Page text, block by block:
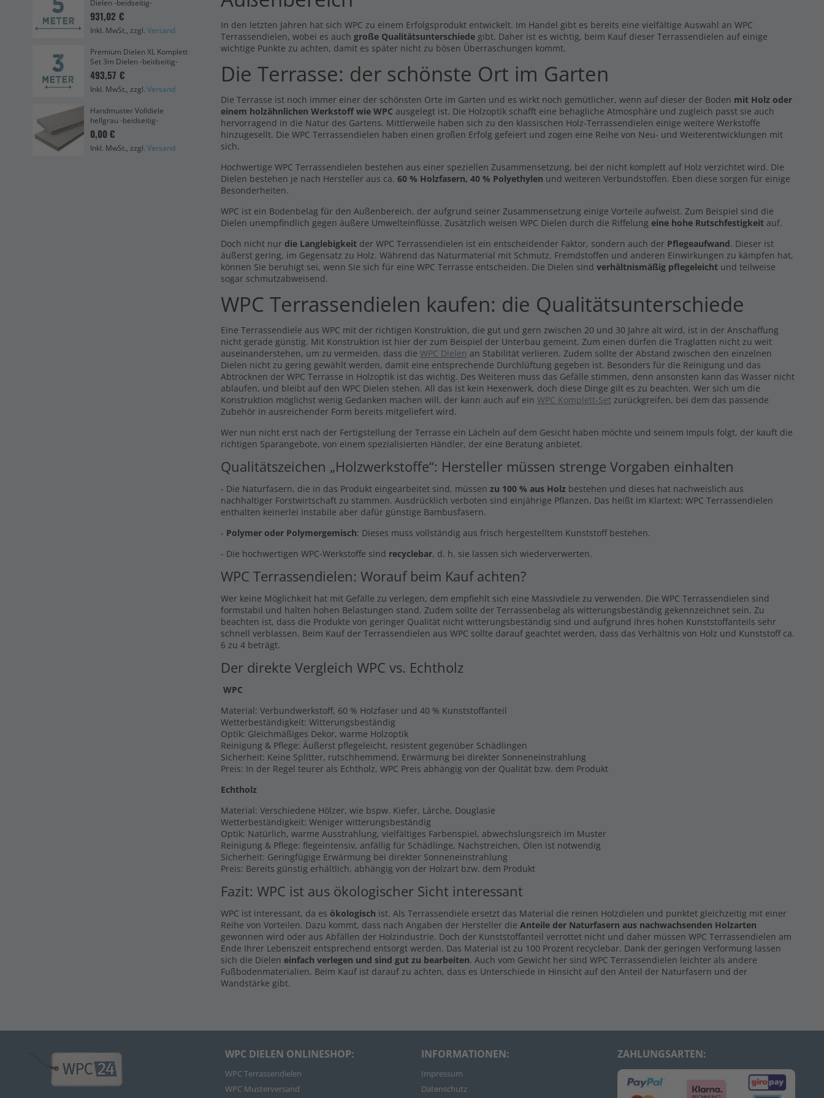
In den letzten Jahren hat sich WPC zu einem Erfolgsprodukt entwickelt. Im Handel gibt es bereits eine vielfältige Auswahl an WPC
Terrassendielen, wobei es auch große Qualitätsunterschiede gibt. Daher ist es wichtig, beim Kauf dieser Terrassendielen auf einige
wichtige Punkte zu achten, damit es später nicht zu bösen Überraschungen kommt.
Die Terrasse: der schönste Ort im Garten
Die Terrasse ist noch immer einer der schönsten Orte im Garten und es wirkt noch gemütlicher, wenn auf dieser der Boden mit Holz oder
einem holzähnlichen Werkstoff wie WPC ausgelegt ist. Die Holzoptik schafft eine behagliche Atmosphäre und zugleich passt sie auch
hervorragend in die Natur des Gartens. Mittlerweile haben sich zu den klassischen Holz-Terrassendielen einige weitere Werkstoffe
hinzugesellt. Die WPC Terrassendielen haben einen großen Erfolg gefeiert und zogen eine Reihe von Neu- und Weiterentwicklungen mit
sich.
Hochwertige WPC Terrassendielen bestehen aus einer speziellen Zusammensetzung, bei der nicht komplett auf Holz verzichtet wird. Die
Dielen bestehen je nach Hersteller aus ca. 60 % Holzfasern, 40 % Polyethylen und weiteren Verbundstoffen. Eben diese sorgen für einige
Besonderheiten.
WPC ist ein Bodenbelag für den Außenbereich, der aufgrund seiner Zusammensetzung einige Vorteile aufweist. Zum Beispiel sind die
Dielen unempfindlich gegen äußere Umwelteinflüsse. Zusätzlich weisen WPC Dielen durch die Riffelung eine hohe Rutschfestigkeitauf.
Doch nicht nur die Langlebigkeitder WPC Terrassendielen ist ein entscheidender Faktor, sondern auch der Pflegeaufwand. Dieser ist
äußerst gering, im Gegensatz zu Holz. Während das Naturmaterial mit Schmutz, Fremdstoffen und anderen Einwirkungen zu kämpfen hat,
können Sie beruhigt sei, wenn Sie sich für eine WPC Terrasse entscheiden. Die Dielen sind verhältnismäßig pflegeleichtund teilweise
sogar schmutzabweisend.
WPC Terrassendielen kaufen: die Qualitätsunterschiede
Eine Terrassendiele aus WPC mit der richtigen Konstruktion, die gut und gern zwischen 20 und 30 Jahre alt wird, ist in der Anschaffung
nicht gerade günstig. Mit Konstruktion ist hier der zum Beispiel der Unterbau gemeint. Zum einen dürfen die Traglatten nicht zu weit
auseinanderstehen, um zu vermeiden, dass die WPC Dielen an Stabilität verlieren. Zudem sollte der Abstand zwischen den einzelnen
Dielen nicht zu gering gewählt werden, damit eine entsprechende Durchlüftung gegeben ist. Besonders für die Reinigung und das
Abtrocknen der WPC Terrasse in Holzoptik ist das wichtig. Des Weiteren muss das Gefälle stimmen, denn ansonsten kann das Wasser nicht
ablaufen, und bleibt auf den WPC Dielen stehen. All das ist kein Hexenwerk, doch diese Dinge gilt es zu beachten. Wer sich um die
Konstruktion möglichst wenig Gedanken machen will, der kann auch auf ein WPC Komplett-Setzurückgreifen, bei dem das passende
Zubehör in ausreichender Form bereits mitgeliefert wird.
Wer nun nicht erst nach der Fertigstellung der Terrasse ein Lächeln auf dem Gesicht haben möchte und seinem Impuls folgt, der kauft die
richtigen Sparangebote, von einem spezialisierten Händler, der eine Beratung anbietet.
Qualitätszeichen „Holzwerkstoffe“: Hersteller müssen strenge Vorgaben einhalten
- Die Naturfasern, die in das Produkt eingearbeitet sind, müssen zu 100 % aus Holz bestehen und dieses hat nachweislich aus
nachhaltiger Forstwirtschaft zu stammen. Ausdrücklich verboten sind einjährige Pflanzen. Das heißt im Klartext: WPC Terrassendielen
enthalten keinerlei instabile aber dafür günstige Bambusfasern.
- Polymer oder Polymergemisch: Dieses muss vollständig aus frisch hergestelltem Kunststoff bestehen.
- Die hochwertigen WPC-Werkstoffe sind recyclebar, d. h. sie lassen sich wiederverwerten.
WPC Terrassendielen: Worauf beim Kauf achten?
Wer keine Möglichkeit hat mit Gefälle zu verlegen, dem empfiehlt sich eine Massivdiele zu verwenden. Die WPC Terrassendielen sind
formstabil und halten hohen Belastungen stand. Zudem sollte der Terrassenbelag als witterungsbeständig gekennzeichnet sein. Zu
beachten ist, dass die Produkte von geringer Qualität nicht witterungsbeständig sind und aufgrund ihres hohen Kunststoffanteils sehr
schnell verblassen. Beim Kauf der Terrassendielen aus WPC sollte darauf geachtet werden, dass das Verhältnis von Holz und Kunststoff ca.
6 zu 4 beträgt.
Der direkte Vergleich WPC vs. Echtholz
WPC
Material: Verbundwerkstoff, 60 % Holzfaser und 40 % Kunststoffanteil
Wetterbeständigkeit: Witterungsbeständig
Optik: Gleichmäßiges Dekor, warme Holzoptik
Reinigung & Pflege: Äußerst pflegeleicht, resistent gegenüber Schädlingen
Sicherheit: Keine Splitter, rutschhemmend, Erwärmung bei direkter Sonneneinstrahlung
Preis: In der Regel teurer als Echtholz, WPC Preis abhängig von der Qualität bzw. dem Produkt
Echtholz
Material: Verschiedene Hölzer, wie bspw. Kiefer, Lärche, Douglasie
Wetterbeständigkeit: Weniger witterungsbeständig
Optik: Natürlich, warme Ausstrahlung, vielfältiges Farbenspiel, abwechslungsreich im Muster
Reinigung & Pflege: flegeintensiv, anfällig für Schädlinge, Nachstreichen, Ölen ist notwendig
Sicherheit: Geringfügige Erwärmung bei direkter Sonneneinstrahlung
Preis: Bereits günstig erhältlich, abhängig von der Holzart bzw. dem Produkt
Fazit: WPC ist aus ökologischer Sicht interessant
WPC ist interessant, da es ökologisch ist. Als Terrassendiele ersetzt das Material die reinen Holzdielen und punktet gleichzeitig mit einer
Reihe von Vorteilen. Dazu kommt, dass nach Angaben der Hersteller die Anteile der Naturfasern aus nachwachsenden Holzarten
gewonnen wird oder aus Abfällen der Holzindustrie. Doch der Kunststoffanteil verrottet nicht und daher müssen WPC Terrassendielen am
Ende Ihrer Lebenszeit entsprechend entsorgt werden. Das Material ist zu 100 Prozent recyclebar. Dank der geringen Verformung lassen
sich die Dielen einfach verlegen und sind gut zu bearbeiten. Auch vom Gewicht her sind WPC Terrassendielen leichter als andere
Fußbodenmaterialien. Beim Kauf ist darauf zu achten, dass es Unterschiede in Hinsicht auf den Anteil der Naturfasern und der
Wandstärke gibt.
Dielen -beidseitig-
931,02 €
Inkl. MwSt., zzgl. Versand
Premium Dielen XL Komplett
Set 3m Dielen -beidseitig-
493,57 €
Inkl. MwSt., zzgl. Versand
Handmuster Volldiele
hellgrau -beidseitig-
0,00 €
Inkl. MwSt., zzgl. Versand
3,99 €
Inkl. MwSt., zzgl.Versand
Breitdiele Volldiele XL
20x200mm
12,69 € / lfm
Inkl. MwSt., zzgl.Versand
Abschlussprofil Gerade
8,68 €
Inkl. MwSt., zzgl.Versand
Breitdiele Volldiele XL
mm
12,69 €/ lfm
Inkl. MwSt., zzgl. Versand
Drehfuss 6,6 - 14,5 cm
5,49 €
WPC DIELEN ONLINESHOP:
WPC Terrassendielen
WPC Musterversand
INFORMATIONEN:
Impressum
Datenschutz
ZAHLUNGSARTEN: